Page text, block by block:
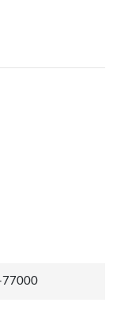
77000